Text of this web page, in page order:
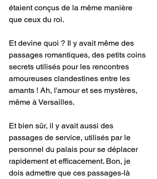
étaient conçus de la même manière
que ceux du roi.
Et devine quoi ? Il y avait même des
passages romantiques, des petits coins
secrets utilisés pour les rencontres
amoureuses clandestines entre les
amants ! Ah, l'amour et ses mystères,
même à Versailles.
Et bien sûr, il y avait aussi des
passages de service, utilisés par le
personnel du palais pour se déplacer
rapidement et efficacement. Bon, je
dois admettre que ces passages-là